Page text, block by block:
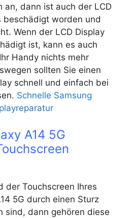
an, dann ist auch der LCD
beschädigt worden und
Wenn der LCD Display
ist, kann es auch
Handy nichts mehr
sollten Sie einen
schnell und einfach bei
Schnelle Samsung
A14 5G
der Touchscreen Ihres
5G durch einen Sturz
sind, dann gehören diese